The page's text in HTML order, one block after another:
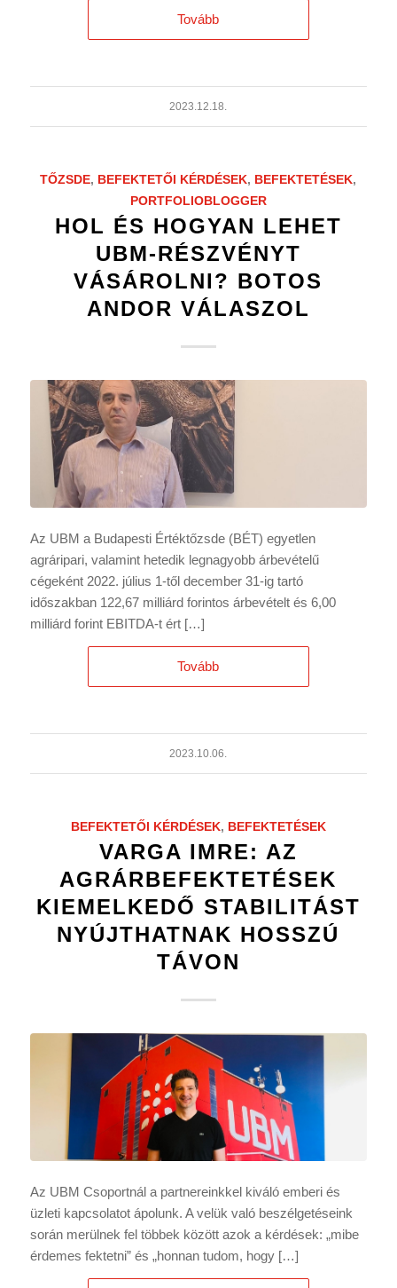
Tovább
2023.12.18.
TŐZSDE, BEFEKTETŐI KÉRDÉSEK, BEFEKTETÉSEK,
PORTFOLIOBLOGGER
HOL ÉS HOGYAN LEHET
UBM-RÉSZVÉNYT
VÁSÁROLNI? BOTOS
ANDOR VÁLASZOL
Az UBM a Budapesti Értéktőzsde (BÉT) egyetlen
agráripari, valamint hetedik legnagyobb árbevételű
cégeként 2022. július 1-től december 31-ig tartó
időszakban 122,67 milliárd forintos árbevételt és 6,00
milliárd forint EBITDA-t ért […]
Tovább
2023.10.06.
BEFEKTETŐI KÉRDÉSEK, BEFEKTETÉSEK
VARGA IMRE: AZ
AGRÁRBEFEKTETÉSEK
KIEMELKEDŐ STABILITÁST
NYÚJTHATNAK HOSSZÚ
TÁVON
Az UBM Csoportnál a partnereinkkel kiváló emberi és
üzleti kapcsolatot ápolunk. A velük való beszélgetéseink
során merülnek fel többek között azok a kérdések: „mibe
érdemes fektetni” és „honnan tudom, hogy […]